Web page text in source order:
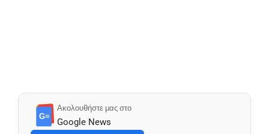
G≡
Ακολουθήστε μας στο
Google News